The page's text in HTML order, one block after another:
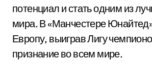
потенциал и стать одним из
мира. В «Манчестере
Европу, выиграв Лигу
признание во всем мире.